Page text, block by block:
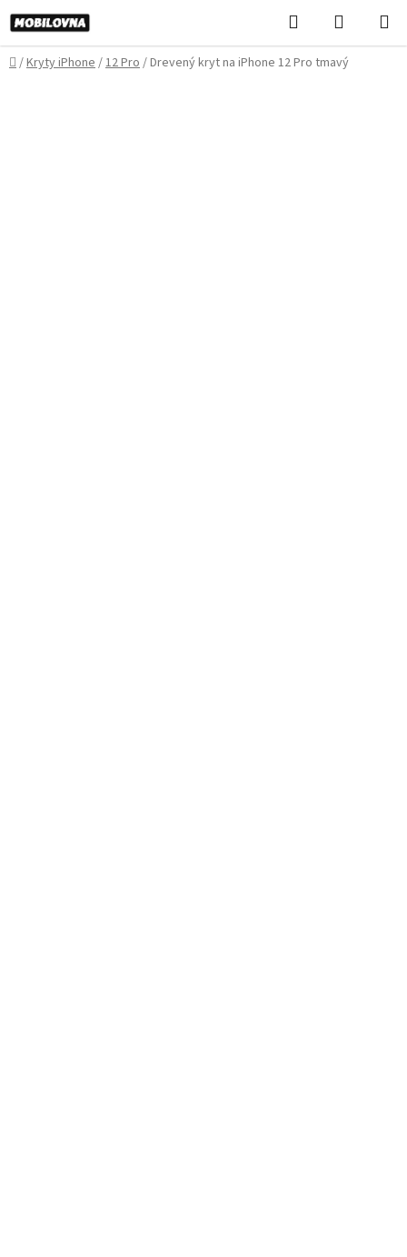
Prejsť
na
obsah
Hľadať
KOŠÍK
Domov
/Kryty iPhone/12 Pro/Drevený kryt na iPhone 12 Pro tmavý